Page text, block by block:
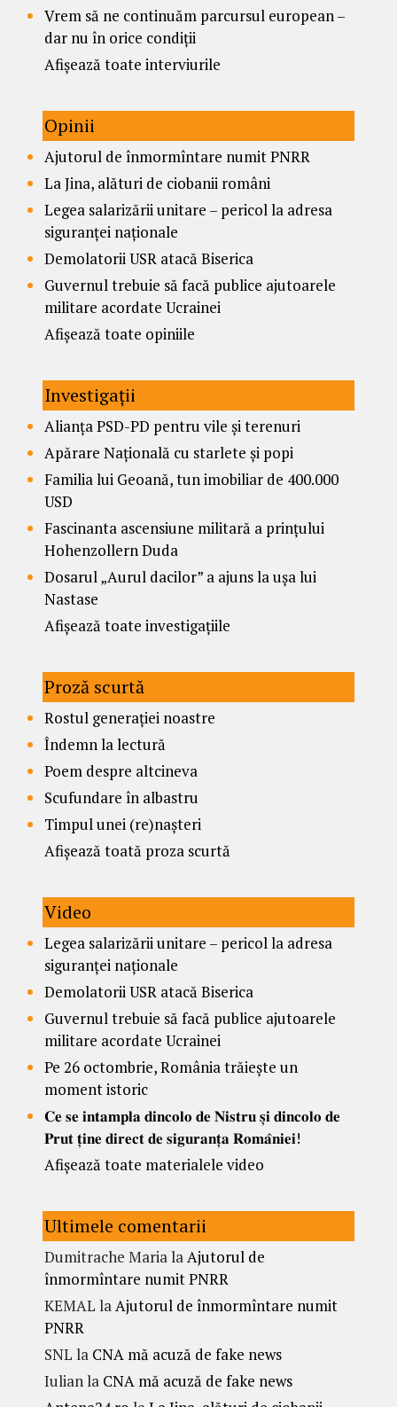
Vrem să ne continuăm parcursul european –
dar nu în orice condiții
Afișează toate interviurile
Opinii
Ajutorul de înmormîntare numit PNRR
La Jina, alături de ciobanii români
Legea salarizării unitare – pericol la adresa
siguranței naționale
Demolatorii USR atacă Biserica
Guvernul trebuie să facă publice ajutoarele
militare acordate Ucrainei
Afișează toate opiniile
Investigații
Alianța PSD-PD pentru vile și terenuri
Apărare Națională cu starlete și popi
Familia lui Geoană, tun imobiliar de 400.000
USD
Fascinanta ascensiune militară a prințului
Hohenzollern Duda
Dosarul „Aurul dacilor” a ajuns la ușa lui
Nastase
Afișează toate investigațiile
Proză scurtă
Rostul generației noastre
Îndemn la lectură
Poem despre altcineva
Scufundare în albastru
Timpul unei (re)nașteri
Afișează toată proza scurtă
Video
Legea salarizării unitare – pericol la adresa
siguranței naționale
Demolatorii USR atacă Biserica
Guvernul trebuie să facă publice ajutoarele
militare acordate Ucrainei
Pe 26 octombrie, România trăiește un
moment istoric
𝐂𝐞 𝐬𝐞 𝐢𝐧𝐭𝐚𝐦𝐩𝐥𝐚 𝐝𝐢𝐧𝐜𝐨𝐥𝐨 𝐝𝐞 𝐍𝐢𝐬𝐭𝐫𝐮 𝐬̦𝐢 𝐝𝐢𝐧𝐜𝐨𝐥𝐨 𝐝𝐞
𝐏𝐫𝐮𝐭 𝐭̦𝐢𝐧𝐞 𝐝𝐢𝐫𝐞𝐜𝐭 𝐝𝐞 𝐬𝐢𝐠𝐮𝐫𝐚𝐧𝐭̦𝐚 𝐑𝐨𝐦𝐚̂𝐧𝐢𝐞𝐢!
Afișează toate materialele video
Ultimele comentarii
Dumitrache MarialaAjutorul de
înmormîntare numit PNRR
KEMAL laAjutorul de înmormîntare numit
PNRR
SNL la CNA mă acuză de fake news
Iulianla CNA mă acuză de fake news